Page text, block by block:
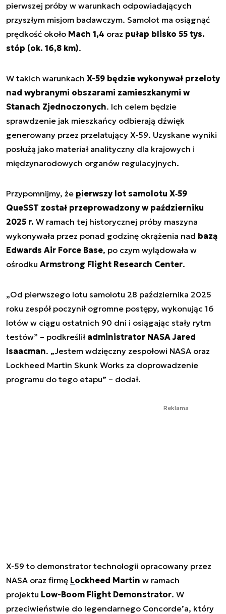
pierwszej próby w warunkach odpowiadających
przyszłym misjom badawczym. Samolot ma osiągnąć
prędkość około Mach 1,4 oraz pułap blisko 55 tys.
stóp (ok. 16,8 km).
W takich warunkach X-59 będzie wykonywał przeloty
nad wybranymi obszarami zamieszkanymi w
Stanach Zjednoczonych. Ich celem będzie
sprawdzenie jak mieszkańcy odbierają dźwięk
generowany przez przelatujący X-59. Uzyskane wyniki
posłużą jako materiał analityczny dla krajowych i
międzynarodowych organów regulacyjnych.
Przypomnijmy, że pierwszy lot samolotu X‑59
QueSST został przeprowadzony w październiku
2025 r. W ramach tej historycznej próby maszyna
wykonywała przez ponad godzinę okrążenia nad bazą
Edwards Air Force Base, po czym wylądowała w
ośrodku Armstrong Flight Research Center.
„Od pierwszego lotu samolotu 28 października 2025
roku zespół poczynił ogromne postępy, wykonując 16
lotów w ciągu ostatnich 90 dni i osiągając stały rytm
testów” – podkreślił administrator NASA Jared
Isaacman. „Jestem wdzięczny zespołowi NASA oraz
Lockheed Martin Skunk Works za doprowadzenie
programu do tego etapu” – dodał.
Reklama
X-59 to demonstrator technologii opracowany przez
NASA oraz firmę Lockheed Martin w ramach
projektu Low-Boom Flight Demonstrator. W
przeciwieństwie do legendarnego Concorde’a, który